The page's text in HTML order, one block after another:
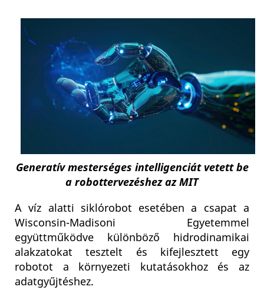
Generatív mesterséges intelligenciát vetett be
a robottervezéshez az MIT
A víz alatti siklórobot esetében a csapat a
Wisconsin-Madisoni Egyetemmel
együttműködve különböző hidrodinamikai
alakzatokat tesztelt és kifejlesztett egy
robotot a környezeti kutatásokhoz és az
adatgyűjtéshez.